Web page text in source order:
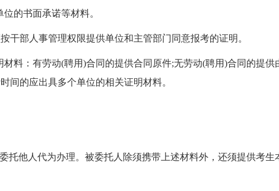
的书面承诺等材料。
部人事管理权限提供单位和主管部门同意报考的证明。
：有劳动(聘用)合同的提供合同原件;无劳动(聘用)合同的提供
间的应出具多个单位的相关证明材料。
他人代为办理。被委托人除须携带上述材料外，还须提供考生